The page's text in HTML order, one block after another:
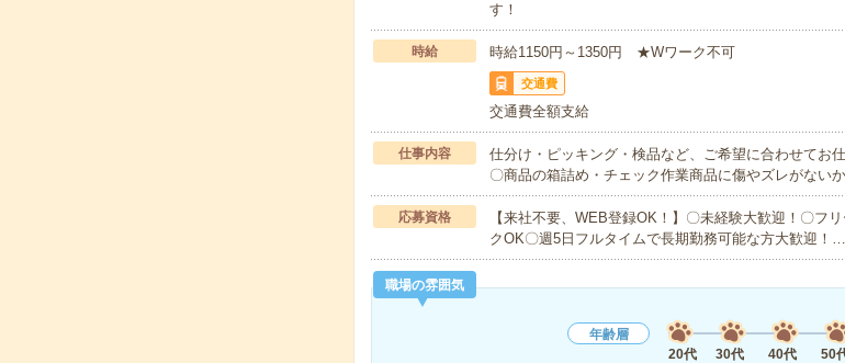
す！
時給 時給1150円～1350円 ★Wワーク不可
交通費
交通費全額支給
仕事内容
仕分け・ピッキング・検品など、ご希望に合わせてお
〇商品の箱詰め・チェック作業商品に傷やズレがない
応募資格
【来社不要、WEB登録OK！】〇未経験大歓迎！〇フ
クOK〇週5日フルタイムで長期勤務可能な方大歓迎！…
職場の雰囲気
年齢層
20代
30代 40代 50